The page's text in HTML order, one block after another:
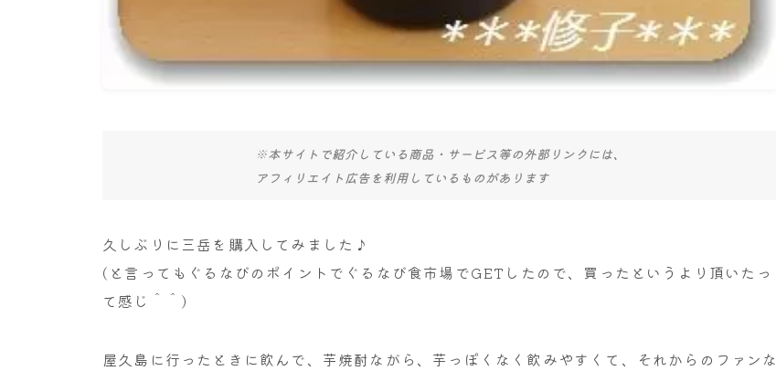
※本サイトで紹介している商品・サービス等の外部リンクには、
アフィリエイト広告を利用しているものがあります
久しぶりに三岳を購入してみました♪
(と言ってもぐるなびのポイントでぐるなび食市場でGETしたので、買ったというより頂いたっ
て感じ＾＾)
屋久島に行ったときに飲んで、芋焼酎ながら、芋っぽくなく飲みやすくて、それからのファンな